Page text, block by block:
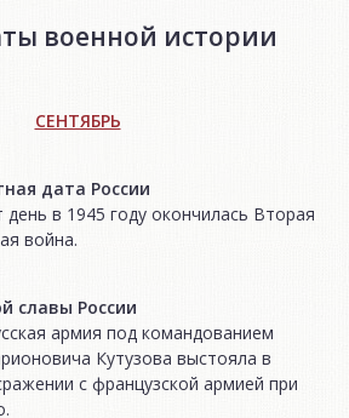
военной истории
СЕНТЯБРЬ
дата России
день в 1945 году окончилась Вторая
война.
славы России
армия под командованием
Кутузова выстояла в
с французской армией при